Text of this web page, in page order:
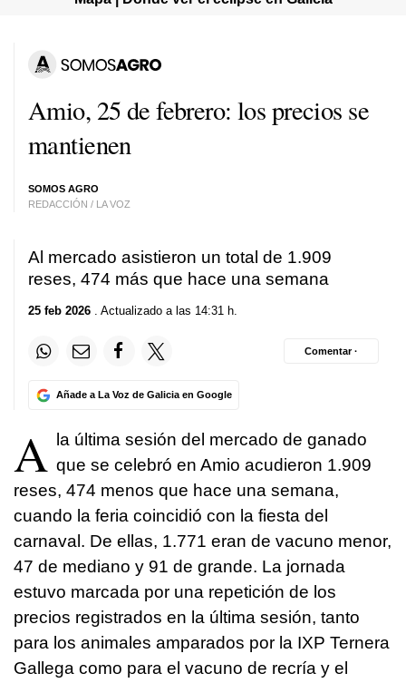
Amio, 25 de febrero: los precios se
mantienen
SOMOS AGRO
REDACCIÓN / LA VOZ
Al mercado asistieron un total de 1.909
reses, 474 más que hace una semana
25 feb 2026 . Actualizado a las 14:31 h.
Añade a La Voz de Galicia en Google
Comentar ·
A
la última sesión del mercado de ganado
que se celebró en Amio acudieron 1.909
reses, 474 menos que hace una semana,
cuando la feria coincidió con la fiesta del
carnaval. De ellas, 1.771 eran de vacuno menor,
47 de mediano y 91 de grande. La jornada
estuvo marcada por una repetición de los
precios registrados en la última sesión, tanto
para los animales amparados por la IXP Ternera
Gallega como para el vacuno de recría y el